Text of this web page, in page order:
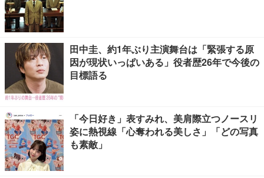
田中圭、約1年ぶり主演舞台は「緊張する原
因が現状いっぱいある」役者歴26年で今後の
目標語る
「今日好き」表すみれ、美肩際立つノースリ
姿に熱視線「心奪われる美しさ」「どの写真
も素敵」